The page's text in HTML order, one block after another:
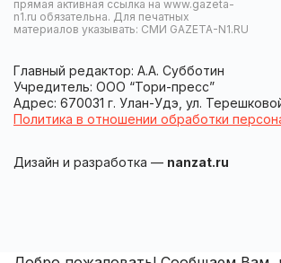
прямая активная ссылка на www.gazeta-
n1.ru обязательна. Для печатных
материалов указывать: СМИ GAZETA-N1.RU
Главный редактор: А.А. Субботин
Учредитель: ООО “Тори-пресс”
Адрес: 670031 г. Улан-Удэ, ул.
Политика в отношении обработки
Дизайн и разработка — nanzat.ru